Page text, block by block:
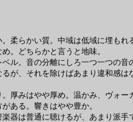
柔らかい質。中域は低域に埋も
。どちらかと言うと地味。
ル。音の分離にしろ一つ一つの
が、それを除けばあまり違和感
厚みはやや厚め。温かみ、ヴォ
ある。響きはやや豊か。
器は普通に聴けるが、あまり派手